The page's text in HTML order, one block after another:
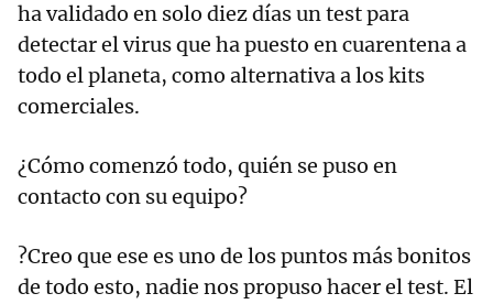
ha validado en solo diez días un test para
detectar el virus que ha puesto en cuarentena a
todo el planeta, como alternativa a los kits
comerciales.
¿Cómo comenzó todo, quién se puso en
contacto con su equipo?
?Creo que ese es uno de los puntos más bonitos
de todo esto, nadie nos propuso hacer el test. El